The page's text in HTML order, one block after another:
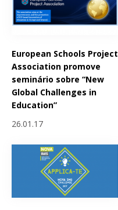
European Schools Project
Association promove
seminário sobre “New
Global Challenges in
Education”
26.01.17